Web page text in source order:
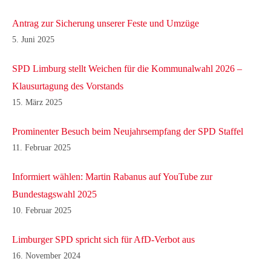
Antrag zur Sicherung unserer Feste und Umzüge
5. Juni 2025
SPD Limburg stellt Weichen für die Kommunalwahl 2026 –
Klausurtagung des Vorstands
15. März 2025
Prominenter Besuch beim Neujahrsempfang der SPD Staffel
11. Februar 2025
Informiert wählen: Martin Rabanus auf YouTube zur
Bundestagswahl 2025
10. Februar 2025
Limburger SPD spricht sich für AfD-Verbot aus
16. November 2024